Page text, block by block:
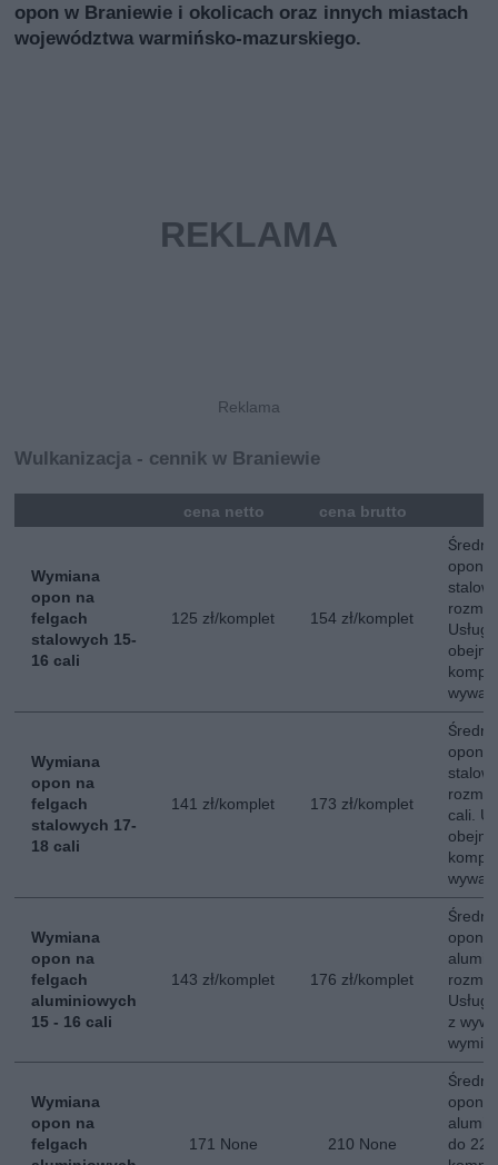
opon w Braniewie i okolicach oraz innych miastach
województwa warmińsko-mazurskiego.
Wulkanizacja - cennik w Braniewie
cena netto cena brutto
Wymiana
opon na
felgach
stalowych 15-
16 cali
125 zł/komplet 154 zł/komplet
Średni
opon
Wymiana
opon na
felgach
stalowych 17-
18 cali
141 zł/komplet 173 zł/komplet
Średni
opon
cali.
Wymiana
opon na
felgach
aluminiowych
15 - 16 cali
143 zł/komplet 176 zł/komplet
Średni
opon
z
Wymiana
opon na
felgach
171 None 210 None
Średni
opon
do 22